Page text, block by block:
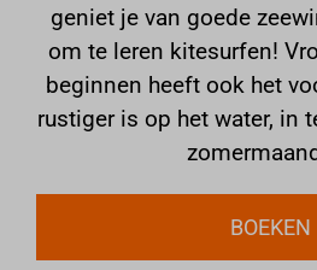
geniet je van goede
om te leren kitesurfen!
beginnen heeft ook het
rustiger is op het water, in
BOEKEN